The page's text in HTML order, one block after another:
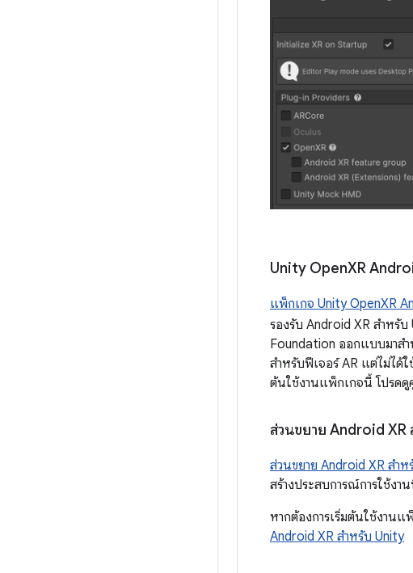
Unity OpenXR
แพ็กเกจ Unity OpenXR
รองรับ Android XR สำหรั
Foundation ออกแบบมาส
สำหรับฟีเจอร์ AR แต่ไม่ได้
ต้นใช้งานแพ็กเกจนี้ โปรดดู
ส่วนขยาย Android XR
ส่วนขยาย Android XR สำ
สร้างประสบการณ์การใช้งา
หากต้องการเริ่มต้นใช้งานแ
Android XR สําหรับ Unity